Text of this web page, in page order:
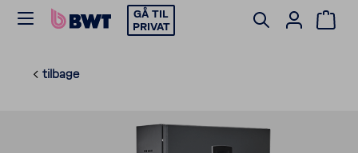
GÅ TIL
PRIVAT
tilbage